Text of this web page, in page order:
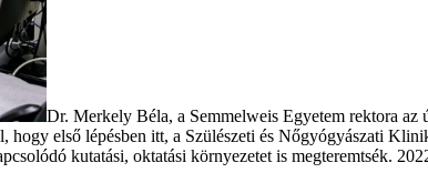
Dr. Merkely Béla, a Semmelweis Egyetem rektora az
hogy első lépésben itt, a Szülészeti és Nőgyógyászati
kutatási, oktatási környezetet is megteremtsék.